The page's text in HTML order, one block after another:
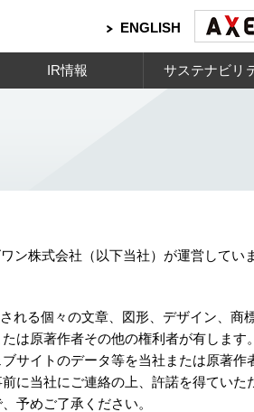
ENGLISH
IR情報 サステナビリ
ン株式会社（以下当社）が運営してい
れる個々の文章、図形、デザイン、商
は原著作者その他の権利者が有します
サイトのデータ等を当社または原著作
に当社にご連絡の上、許諾を得てい
予めご了承ください。